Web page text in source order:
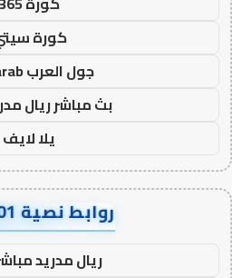
كورة
جول العرب goalarab
بث مباشر ريال
يلا لايف
روابط نصية AA32801
ريال مدريد